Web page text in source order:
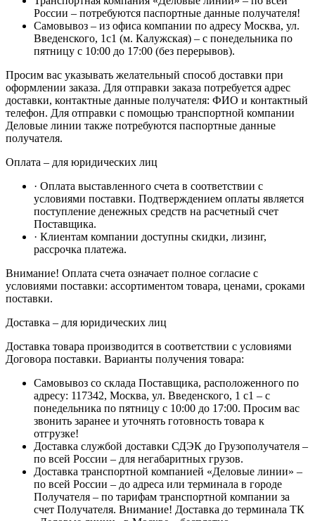
России – потребуются паспортные данные получателя!
Самовывоз – из офиса компании по адресу Москва, ул.
Введенского, 1с1 (м. Калужская) – с понедельника по
пятницу с 10:00 до 17:00 (без перерывов).
Просим вас указывать желательный способ доставки при
оформлении заказа. Для отправки заказа потребуется адрес
доставки, контактные данные получателя: ФИО и контактный
телефон. Для отправки с помощью транспортной компании
Деловые линии также потребуются паспортные данные
получателя.
Оплата – для юридических лиц
· Оплата выставленного счета в соответствии с
условиями поставки. Подтверждением оплаты является
поступление денежных средств на расчетный счет
Поставщика.
· Клиентам компании доступны скидки, лизинг,
рассрочка платежа.
Внимание! Оплата счета означает полное согласие с
условиями поставки: ассортиментом товара, ценами, сроками
поставки.
Доставка – для юридических лиц
Доставка товара производится в соответствии с условиями
Договора поставки. Варианты получения товара:
Самовывоз со склада Поставщика, расположенного по
адресу: 117342, Москва, ул. Введенского, 1 с1 – с
понедельника по пятницу с 10:00 до 17:00. Просим вас
звонить заранее и уточнять готовность товара к
отгрузке!
Доставка службой доставки СДЭК до Грузополучателя –
по всей России – для негабаритных грузов.
Доставка транспортной компанией «Деловые линии» –
по всей России – до адреса или терминала в городе
Получателя – по тарифам транспортной компании за
счет Получателя. Внимание! Доставка до терминала ТК